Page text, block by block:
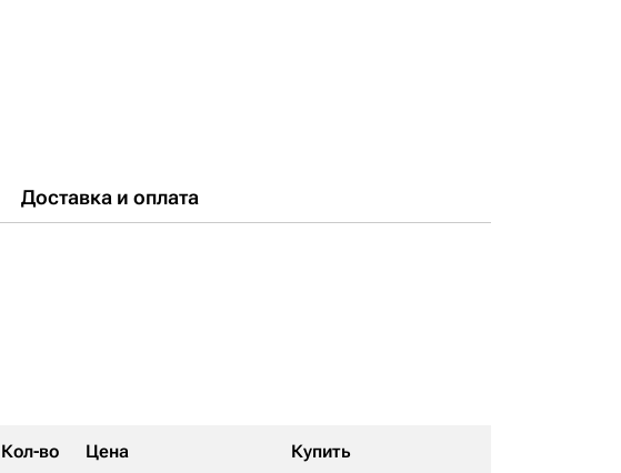
Доставка и оплата
Кол-во Цена Купить